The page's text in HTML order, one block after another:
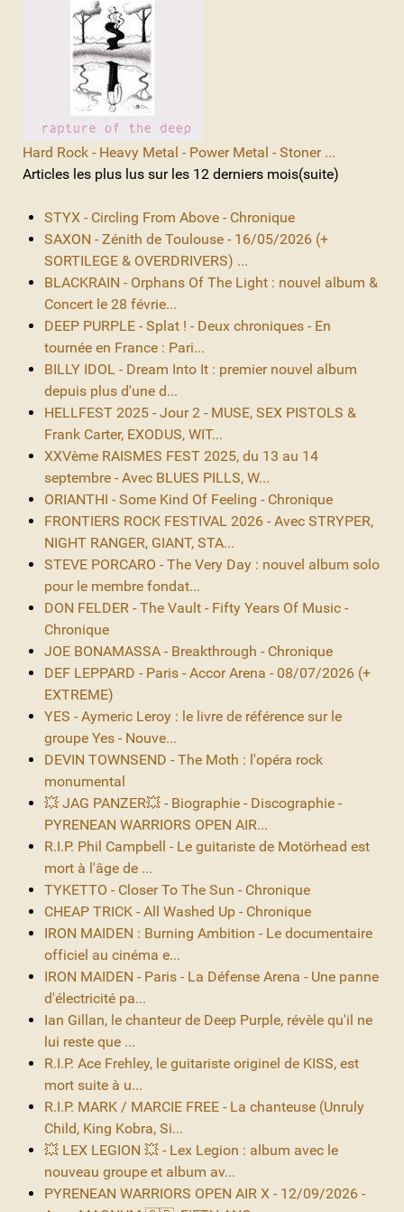
Hard Rock - Heavy Metal - Power Metal - Stoner ...
Articles les plus lus sur les 12 derniers mois(suite)
STYX - Circling From Above - Chronique
SAXON - Zénith de Toulouse - 16/05/2026 (+
SORTILEGE & OVERDRIVERS) ...
BLACKRAIN - Orphans Of The Light : nouvel album &
Concert le 28 févrie...
DEEP PURPLE - Splat ! - Deux chroniques - En
tournée en France : Pari...
BILLY IDOL - Dream Into It : premier nouvel album
depuis plus d'une d...
HELLFEST 2025 - Jour 2 - MUSE, SEX PISTOLS &
Frank Carter, EXODUS, WIT...
XXVème RAISMES FEST 2025, du 13 au 14
septembre - Avec BLUES PILLS, W...
ORIANTHI - Some Kind Of Feeling - Chronique
FRONTIERS ROCK FESTIVAL 2026 - Avec STRYPER,
NIGHT RANGER, GIANT, STA...
STEVE PORCARO - The Very Day : nouvel album solo
pour le membre fondat...
DON FELDER - The Vault - Fifty Years Of Music -
Chronique
JOE BONAMASSA - Breakthrough - Chronique
DEF LEPPARD - Paris - Accor Arena - 08/07/2026 (+
EXTREME)
YES - Aymeric Leroy : le livre de référence sur le
groupe Yes - Nouve...
DEVIN TOWNSEND - The Moth : l'opéra rock
monumental
💥 JAG PANZER💥 - Biographie - Discographie -
PYRENEAN WARRIORS OPEN AIR...
R.I.P. Phil Campbell - Le guitariste de Motörhead est
mort à l'âge de ...
TYKETTO - Closer To The Sun - Chronique
CHEAP TRICK - All Washed Up - Chronique
IRON MAIDEN : Burning Ambition - Le documentaire
officiel au cinéma e...
IRON MAIDEN - Paris - La Défense Arena - Une panne
d'électricité pa...
Ian Gillan, le chanteur de Deep Purple, révèle qu'il ne
lui reste que ...
R.I.P. Ace Frehley, le guitariste originel de KISS, est
mort suite à u...
R.I.P. MARK / MARCIE FREE - La chanteuse (Unruly
Child, King Kobra, Si...
💥 LEX LEGION 💥 - Lex Legion : album avec le
nouveau groupe et album av...
PYRENEAN WARRIORS OPEN AIR X - 12/09/2026 -